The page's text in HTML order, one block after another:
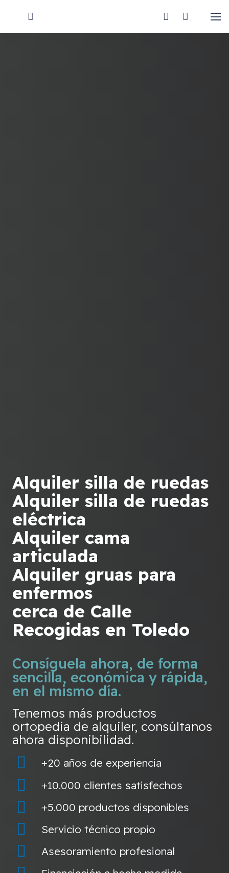
Alquiler silla de ruedas
Alquiler silla de ruedas
eléctrica
Alquiler cama
articulada
Alquiler gruas para
enfermos
cerca de Calle
Recogidas en Toledo
Consíguela ahora, de forma
sencilla, económica y rápida,
en el mismo día.
Tenemos más productos
ortopedia de alquiler, consúltanos
ahora disponibilidad.
+20 años de experiencia
+10.000 clientes satisfechos
+5.000 productos disponibles
Servicio técnico propio
Asesoramiento profesional